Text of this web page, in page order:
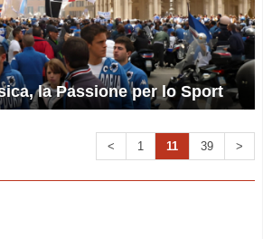
la Passione per lo Sport
< 1 11 39 >